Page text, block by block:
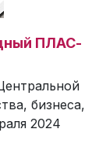
ПЛАС-
бизнеса,
2024